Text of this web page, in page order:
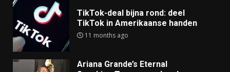
TikTok-deal bijna rond: deel
TikTok in Amerikaanse handen
11 months ago
Ariana Grande’s Eternal